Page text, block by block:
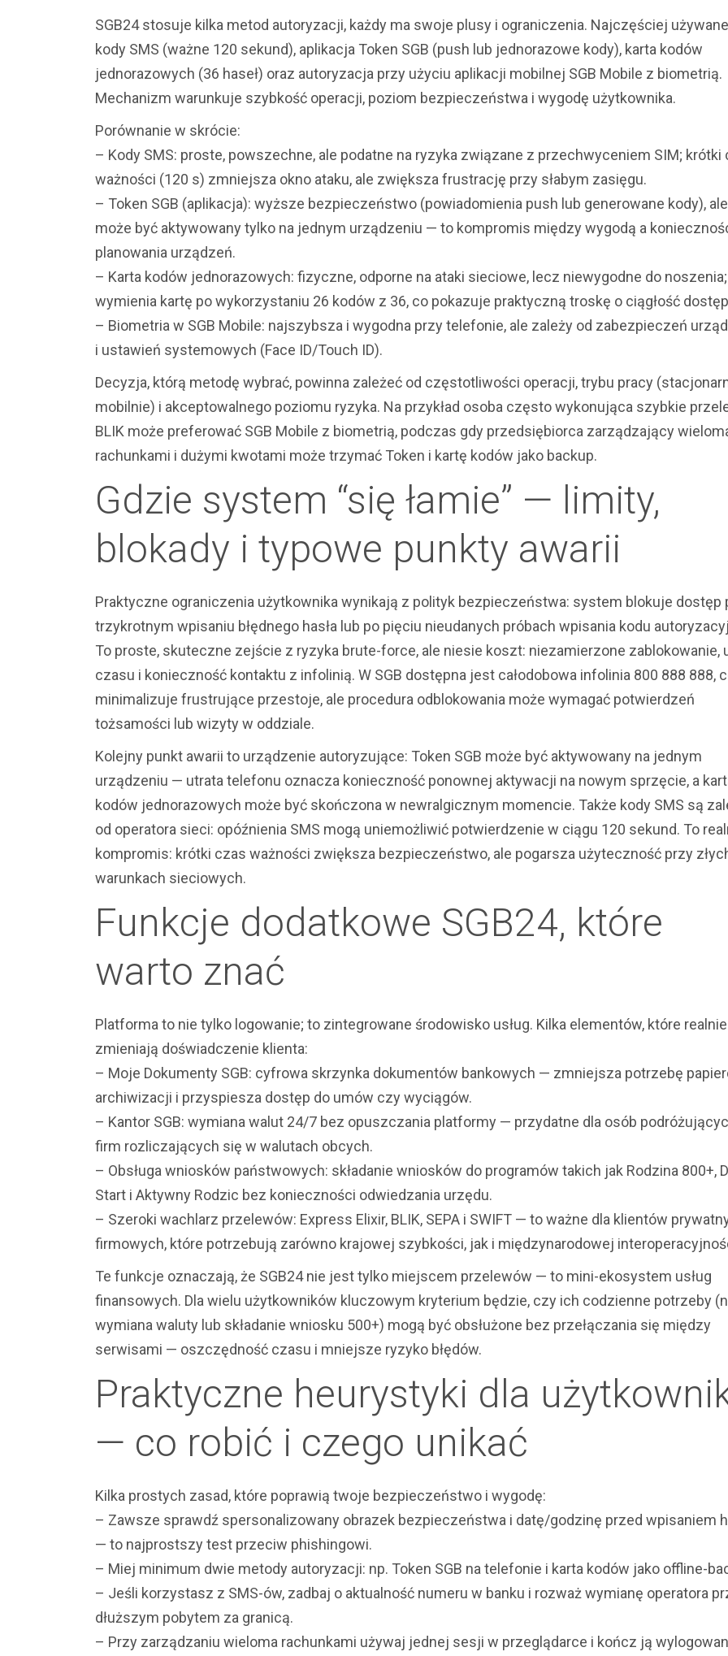
SGB24 stosuje kilka metod autoryzacji, każdy ma swoje plusy i ograniczenia. Najczęściej
kody SMS (ważne 120 sekund), aplikacja Token SGB (push lub jednorazowe kody), karta kodów
jednorazowych (36 haseł) oraz autoryzacja przy użyciu aplikacji mobilnej SGB Mobile z biometrią.
Mechanizm warunkuje szybkość operacji, poziom bezpieczeństwa i wygodę użytkownika.
Porównanie w skrócie:
– Kody SMS: proste, powszechne, ale podatne na ryzyka związane z przechwyceniem SIM; krótki
ważności (120 s) zmniejsza okno ataku, ale zwiększa frustrację przy słabym zasięgu.
– Token SGB (aplikacja): wyższe bezpieczeństwo (powiadomienia push lub generowane kody), ale
może być aktywowany tylko na jednym urządzeniu — to kompromis między wygodą a
planowania urządzeń.
– Karta kodów jednorazowych: fizyczne, odporne na ataki sieciowe, lecz niewygodne do
wymienia kartę po wykorzystaniu 26 kodów z 36, co pokazuje praktyczną troskę o ciągłość
– Biometria w SGB Mobile: najszybsza i wygodna przy telefonie, ale zależy od zabezpieczeń
i ustawień systemowych (Face ID/Touch ID).
Decyzja, którą metodę wybrać, powinna zależeć od częstotliwości operacji, trybu pracy
mobilnie) i akceptowalnego poziomu ryzyka. Na przykład osoba często wykonująca szybkie
BLIK może preferować SGB Mobile z biometrią, podczas gdy przedsiębiorca zarządzający
rachunkami i dużymi kwotami może trzymać Token i kartę kodów jako backup.
Gdzie system “się łamie” — limity,
blokady i typowe punkty awarii
Praktyczne ograniczenia użytkownika wynikają z polityk bezpieczeństwa: system blokuje dostęp
trzykrotnym wpisaniu błędnego hasła lub po pięciu nieudanych próbach wpisania kodu
To proste, skuteczne zejście z ryzyka brute-force, ale niesie koszt: niezamierzone zablokowanie,
czasu i konieczność kontaktu z infolinią. W SGB dostępna jest całodobowa infolinia 800 888 888,
minimalizuje frustrujące przestoje, ale procedura odblokowania może wymagać potwierdzeń
tożsamości lub wizyty w oddziale.
Kolejny punkt awarii to urządzenie autoryzujące: Token SGB może być aktywowany na jednym
urządzeniu — utrata telefonu oznacza konieczność ponownej aktywacji na nowym sprzęcie, a
kodów jednorazowych może być skończona w newralgicznym momencie. Także kody SMS są
od operatora sieci: opóźnienia SMS mogą uniemożliwić potwierdzenie w ciągu 120 sekund. To
kompromis: krótki czas ważności zwiększa bezpieczeństwo, ale pogarsza użyteczność przy
warunkach sieciowych.
Funkcje dodatkowe SGB24, które
warto znać
Platforma to nie tylko logowanie; to zintegrowane środowisko usług. Kilka elementów, które realnie
zmieniają doświadczenie klienta:
– Moje Dokumenty SGB: cyfrowa skrzynka dokumentów bankowych — zmniejsza potrzebę
archiwizacji i przyspiesza dostęp do umów czy wyciągów.
– Kantor SGB: wymiana walut 24/7 bez opuszczania platformy — przydatne dla osób
firm rozliczających się w walutach obcych.
– Obsługa wniosków państwowych: składanie wniosków do programów takich jak Rodzina 800+,
Start i Aktywny Rodzic bez konieczności odwiedzania urzędu.
– Szeroki wachlarz przelewów: Express Elixir, BLIK, SEPA i SWIFT — to ważne dla klientów
firmowych, które potrzebują zarówno krajowej szybkości, jak i międzynarodowej
Te funkcje oznaczają, że SGB24 nie jest tylko miejscem przelewów — to mini-ekosystem usług
finansowych. Dla wielu użytkowników kluczowym kryterium będzie, czy ich codzienne potrzeby
wymiana waluty lub składanie wniosku 500+) mogą być obsłużone bez przełączania się między
serwisami — oszczędność czasu i mniejsze ryzyko błędów.
Praktyczne heurystyki dla
— co robić i czego unikać
Kilka prostych zasad, które poprawią twoje bezpieczeństwo i wygodę:
– Zawsze sprawdź spersonalizowany obrazek bezpieczeństwa i datę/godzinę przed wpisaniem
— to najprostszy test przeciw phishingowi.
– Miej minimum dwie metody autoryzacji: np. Token SGB na telefonie i karta kodów jako offline-
– Jeśli korzystasz z SMS-ów, zadbaj o aktualność numeru w banku i rozważ wymianę operatora
dłuższym pobytem za granicą.
– Przy zarządzaniu wieloma rachunkami używaj jednej sesji w przeglądarce i kończ ją